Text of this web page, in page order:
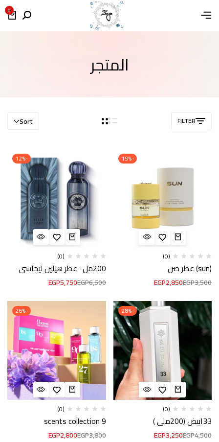
0
المتجر
FILTER
Sort
-19%
(0)
(sun) عطر صن
EGP3,500
EGP2,850
-12%
(0)
200مل- عطر هيلين ليجاسي
EGP6,500
EGP5,750
-28%
(0)
33ابيض (200ملي )
EGP4,500
EGP3,250
-26%
(0)
9 scents collection
EGP3,800
EGP2,800